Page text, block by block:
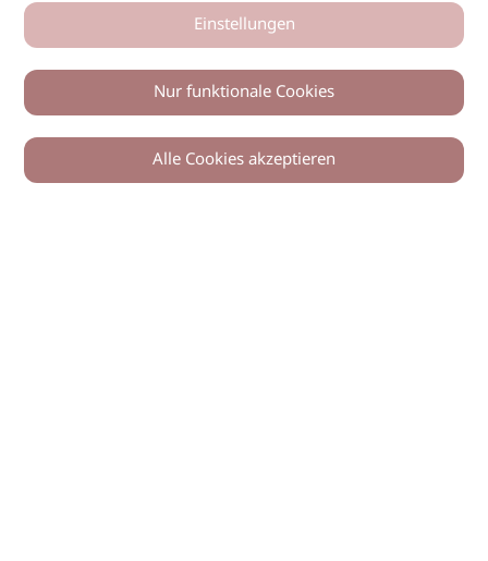
0
Einstellungen
Nur funktionale Cookies
Alle Cookies akzeptieren